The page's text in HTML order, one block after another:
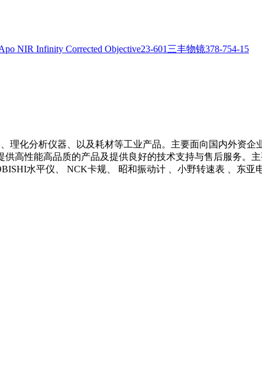
理化分析仪器、以及耗材等工业产品。主要面向国内外资
高性能高品质的产品及提供良好的技术支持与售后服务。
水平仪、 NCK卡规、 昭和振动计 、小野转速表 、东亚